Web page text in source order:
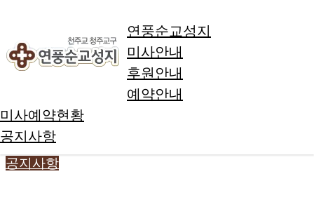
연풍순교성지
예약안내
미사예약현황
공지사항
연풍순교성지
미사안내
후원안내
예약안내
미사예약현황
공지사항